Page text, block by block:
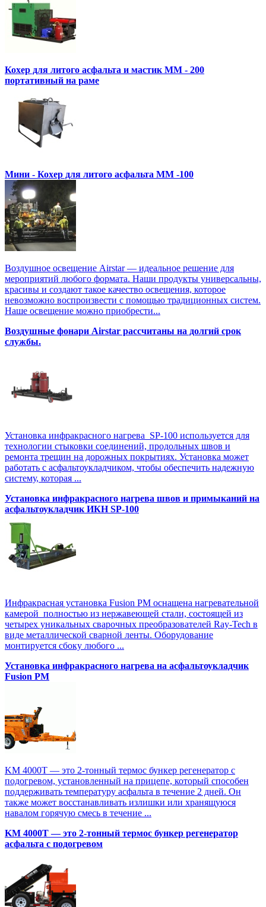
Кохер для литого асфальта и мастик MM - 200
портативный на раме
Мини - Кохер для литого асфальта MM -100
Воздушное освещение Airstar — идеальное решение для
мероприятий любого формата. Наши продукты универсальны,
красивы и создают такое качество освещения, которое
невозможно воспроизвести с помощью традиционных систем.
Наше освещение можно приобрести...
Воздушные фонари Airstar рассчитаны на долгий срок
службы.
Установка инфракрасного нагрева SP-100 используется для
технологии стыковки соединений, продольных швов и
ремонта трещин на дорожных покрытиях. Установка может
работать с асфальтоукладчиком, чтобы обеспечить надежную
систему, которая ...
Установка инфракрасного нагрева швов и примыканий на
асфальтоукладчик ИКН SP-100
Инфракрасная установка Fusion PM оснащена нагревательной
камерой полностью из нержавеющей стали, состоящей из
четырех уникальных сварочных преобразователей Ray-Tech в
виде металлической сварной ленты. Оборудование
монтируется сбоку любого ...
Установка инфракрасного нагрева на асфальтоукладчик
Fusion PM
KM 4000T — это 2-тонный термос бункер регенератор с
подогревом, установленный на прицепе, который способен
поддерживать температуру асфальта в течение 2 дней. Он
также может восстанавливать излишки или хранящуюся
навалом горячую смесь в течение ...
KM 4000T — это 2-тонный термос бункер регенератор
асфальта с подогревом